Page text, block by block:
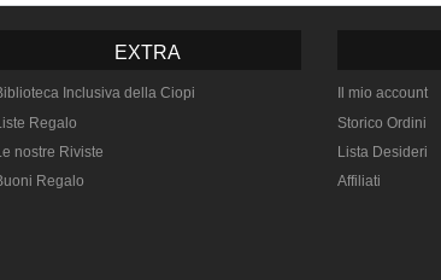
EXTRA
Inclusiva della Ciopi
Regalo
nostre Riviste
Regalo
Il mio account
Storico Ordini
Lista Desideri
Affiliati